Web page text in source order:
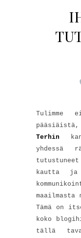
Tulimme
pääsiäistä,
Terhin
yhdessä
kautta
maailmasta
Tämä on
koko
tällä